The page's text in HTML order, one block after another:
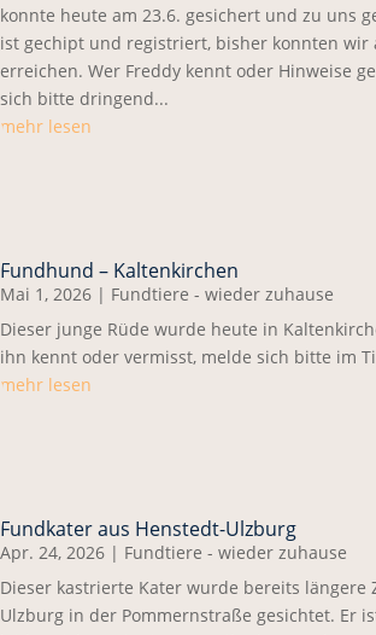
konnte heute am 23.6. gesichert und zu uns
ist gechipt und registriert, bisher konnten wir
erreichen. Wer Freddy kennt oder Hinweise
sich bitte dringend...
mehr lesen
Fundhund – Kaltenkirchen
Mai 1, 2026 | Fundtiere - wieder zuhause
Dieser junge Rüde wurde heute in
ihn kennt oder vermisst, melde sich bitte im
mehr lesen
Fundkater aus Henstedt-Ulzburg
Apr. 24, 2026 | Fundtiere - wieder zuhause
Dieser kastrierte Kater wurde bereits längere
Ulzburg in der Pommernstraße gesichtet. Er